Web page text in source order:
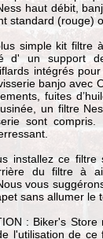
haut débit,
standard (rouge)
simple kit filtre
d' un support
intégrés
banjo avec
fuites
un filtre
sont
installez ce
du filtre à
vous
sans allumer le
: Biker's
l'utilisation de